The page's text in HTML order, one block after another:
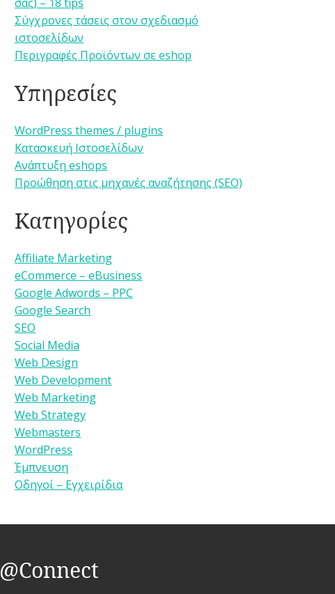
Σύγχρονες τάσεις στον σχεδιασμό
ιστοσελίδων
Περιγραφές Προϊόντων σε eshop
Υπηρεσίες
WordPress themes / plugins
Κατασκευή Ιστοσελίδων
Ανάπτυξη eshops
Προώθηση στις μηχανές αναζήτησης (SEO)
Κατηγορίες
Affiliate Marketing
eCommerce – eBusiness
Google Adwords – PPC
Google Search
SEO
Social Media
Web Design
Web Development
Web Marketing
Web Strategy
Webmasters
WordPress
Έμπνευση
Οδηγοί – Εγχειρίδια
@Connect